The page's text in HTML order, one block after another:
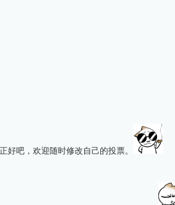
好吧，欢迎随时修改自己的投票。